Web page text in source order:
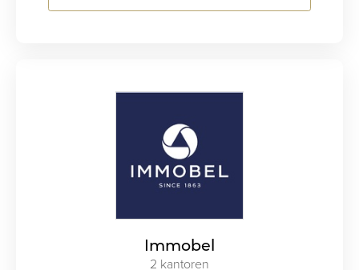
Immobel
2 kantoren